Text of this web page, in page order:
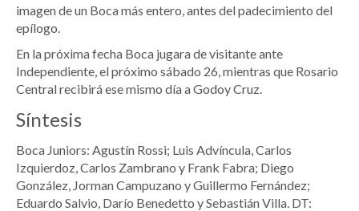
imagen de un Boca más entero, antes del padecimiento del
epílogo.
En la próxima fecha Boca jugara de visitante ante
Independiente, el próximo sábado 26, mientras que Rosario
Central recibirá ese mismo día a Godoy Cruz.
Síntesis
Boca Juniors: Agustín Rossi; Luis Advíncula, Carlos
Izquierdoz, Carlos Zambrano y Frank Fabra; Diego
González, Jorman Campuzano y Guillermo Fernández;
Eduardo Salvio, Darío Benedetto y Sebastián Villa. DT: